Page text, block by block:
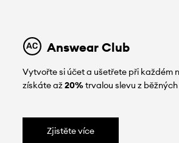
Answear Club
Vytvořte si účet a ušetřete při každém
získáte až20%trvalou slevu z běžných
Zjistěte více